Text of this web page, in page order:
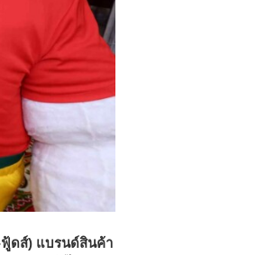
ฟู้ดส์) แบรนด์สินค้า